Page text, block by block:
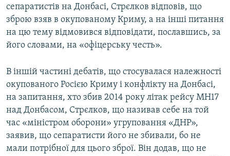
сепаратистів на Донбасі, Стрєлков відповів, що
зброю взяв в окупованому Криму, а на інші питання
на цю тему відмовився відповідати, пославшись, за
його словами, на «офіцерську честь».
В іншій частині дебатів, що стосувалася належності
окупованого Росією Криму і конфлікту на Донбасі,
на запитання, хто збив 2014 року літак рейсу MH17
над Донбасом, Стрєлков, що називав себе на той
час «міністром оборони» угруповання «ДНР»,
заявив, що сепаратисти його не збивали, бо не
мали потрібної для цього зброї. Він додав, що не